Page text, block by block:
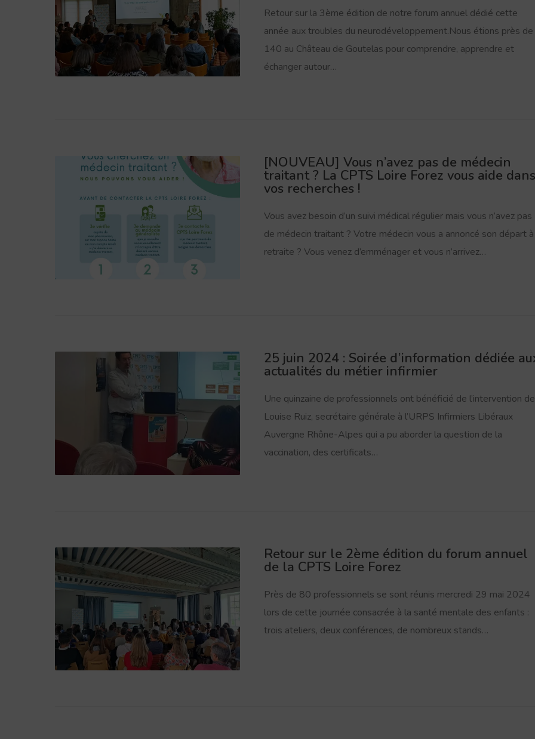
Retour sur la 3ème édition de notre forum annuel dédié cette
année aux troubles du neurodéveloppement.Nous étions près de
140 au Château de Goutelas pour comprendre, apprendre et
échanger autour…
[NOUVEAU] Vous n’avez pas de médecin
traitant ? La CPTS Loire Forez vous aide dans
vos recherches !
Vous avez besoin d’un suivi médical régulier mais vous n’avez pas
de médecin traitant ? Votre médecin vous a annoncé son départ
retraite ? Vous venez d’emménager et vous n’arrivez…
25 juin 2024 : Soirée d’information dédiée
actualités du métier infirmier
Une quinzaine de professionnels ont bénéficié de l’intervention de
Louise Ruiz, secrétaire générale à l’URPS Infirmiers Libéraux
Auvergne Rhône-Alpes qui a pu aborder la question de la
vaccination, des certificats…
Retour sur le 2ème édition du forum annuel
de la CPTS Loire Forez
Près de 80 professionnels se sont réunis mercredi 29 mai 2024
lors de cette journée consacrée à la santé mentale des enfants :
trois ateliers, deux conférences, de nombreux stands…